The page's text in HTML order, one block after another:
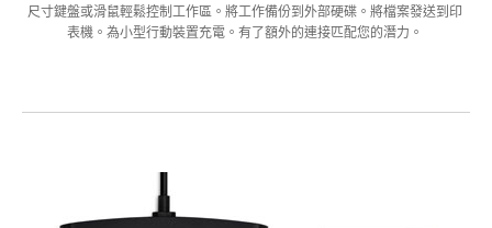
尺寸鍵盤或滑鼠輕鬆控制工作區。將工作備份到外部硬碟。將檔案發送到印
表機。為小型行動裝置充電。有了額外的連接匹配您的潛力。